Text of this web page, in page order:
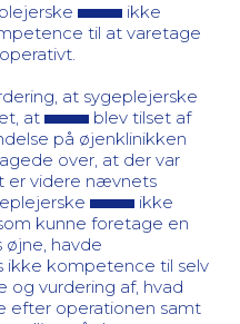
ikke
til at varetage
at sygeplejerske
at
blev tilset af
på øjenklinikken
over, at der var
er videre nævnets
ikke
kunne foretage en
øjne, havde
ikke kompetence til selv
og vurdering af, hvad
efter operationen samt